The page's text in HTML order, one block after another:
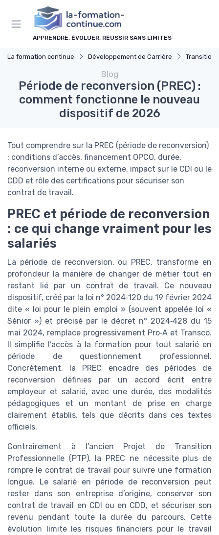
APPRENDRE, ÉVOLUER, RÉUSSIR SANS LIMITES
La formation continue Développement de Carrière Transition
Blog
Période de reconversion (PREC) :
comment fonctionne le nouveau
dispositif de 2026
Tout comprendre sur la PREC (période de reconversion)
: conditions d’accès, financement OPCO, durée,
reconversion interne ou externe, impact sur le CDI ou le
CDD et rôle des certifications pour sécuriser son
contrat de travail.
PREC et période de reconversion
: ce qui change vraiment pour les
salariés
La période de reconversion, ou PREC, transforme en
profondeur la manière de changer de métier tout en
restant lié par un contrat de travail. Ce nouveau
dispositif, créé par la loi n° 2024‑120 du 19 février 2024
dite « loi pour le plein emploi » (souvent appelée loi «
Sénior ») et précisé par le décret n° 2024‑428 du 15
mai 2024, remplace progressivement Pro‑A et Transco.
Il simplifie l’accès à la formation pour tout salarié en
période de questionnement professionnel.
Concrètement, la PREC encadre des périodes de
reconversion définies par un accord écrit entre
employeur et salarié, avec une durée, des modalités
pédagogiques et un montant de prise en charge
clairement établis, tels que décrits dans ces textes
officiels.
Contrairement à l’ancien Projet de Transition
Professionnelle (PTP), la PREC ne nécessite plus de
rompre le contrat de travail pour suivre une formation
longue. Le salarié en période de reconversion peut
rester dans son entreprise d’origine, conserver son
contrat de travail en CDI ou en CDD, et sécuriser son
revenu pendant toute la durée du parcours. Cette
évolution limite les risques financiers pour le travail
Panneau de gestion des cookies